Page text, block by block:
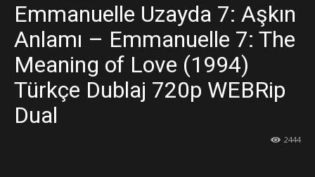
Emmanuelle Uzayda 7: Aşkın
Anlamı – Emmanuelle 7: The
Meaning of Love (1994)
Türkçe Dublaj 720p WEBRip
Dual
2444